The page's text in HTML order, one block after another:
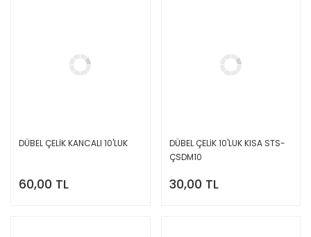
DÜBEL ÇELİK KANCALI 10'LUK
60,00 TL
DÜBEL ÇELİK 10'LUK KISA STS-
ÇSDM10
30,00 TL